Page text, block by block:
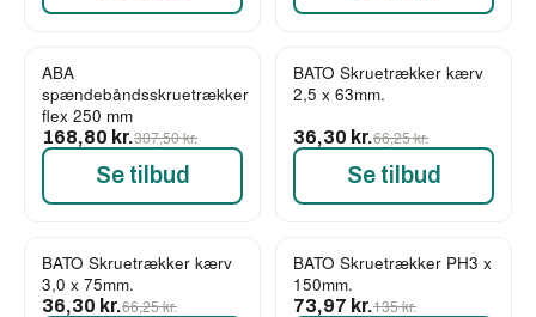
-45%
ABA
spændebåndsskruetrækker
flex 250 mm
168,80 kr.307,50 kr.
Se tilbud
-45%
BATO Skruetrækker kærv
2,5 x 63mm.
36,30 kr.66,25 kr.
Se tilbud
-45%
BATO Skruetrækker kærv
3,0 x 75mm.
36,30 kr.66,25 kr.
-45%
BATO Skruetrækker PH3 x
150mm.
73,97 kr.135 kr.